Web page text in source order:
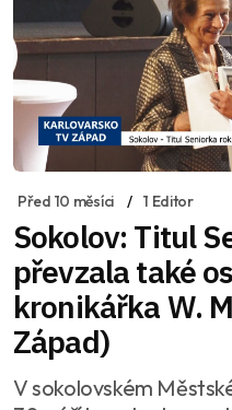
Před 10 měsíci 1 Editor
Sokolov: Titul
převzala také
kronikářka W.
Západ)
V sokolovském